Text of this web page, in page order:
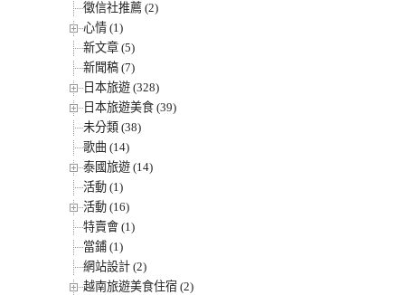
徵信社推薦 (2)
心情 (1)
新文章 (5)
新聞稿 (7)
日本旅遊 (328)
日本旅遊美食 (39)
未分類 (38)
歌曲 (14)
泰國旅遊 (14)
活動 (1)
活動 (16)
特賣會 (1)
當鋪 (1)
網站設計 (2)
越南旅遊美食住宿 (2)